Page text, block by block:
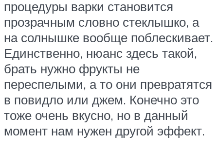
процедуры варки становится
прозрачным словно стеклышко, а
на солнышке вообще поблескивает.
Единственно, нюанс здесь такой,
брать нужно фрукты не
переспелыми, а то они превратятся
в повидло или джем. Конечно это
тоже очень вкусно, но в данный
момент нам нужен другой эффект.